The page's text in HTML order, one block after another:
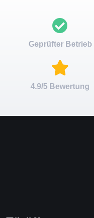
Geprüfter Betrieb
4.9/5 Bewertung